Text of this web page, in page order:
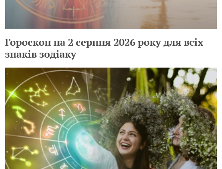
Гороскоп на 2 серпня 2026 року для всіх
знаків зодіаку